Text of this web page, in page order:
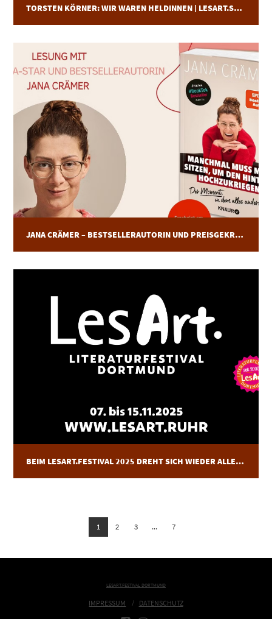
TORSTEN KÖRNER: WIR WAREN HELDINNEN | LESART.STADION | 10.11.25
JANA CRÄMER – BESTSELLERAUTORIN UND PREISGEKRÖNTE BOOKTOK-AUTORIN AM 09.11.2025 IM LESART.FESTIVAL DORTMUND
BEIM LESART.FESTIVAL 2025 DREHT SICH WIEDER ALLES UM DIE BEGEGNUNG MIT UNTERSCHIEDLICHSTEN FORMEN DER LITERATUR!
1 2 3 ... 7
LESART.FESTIVAL DORTMUND
IMPRESSUM DATENSCHUTZ